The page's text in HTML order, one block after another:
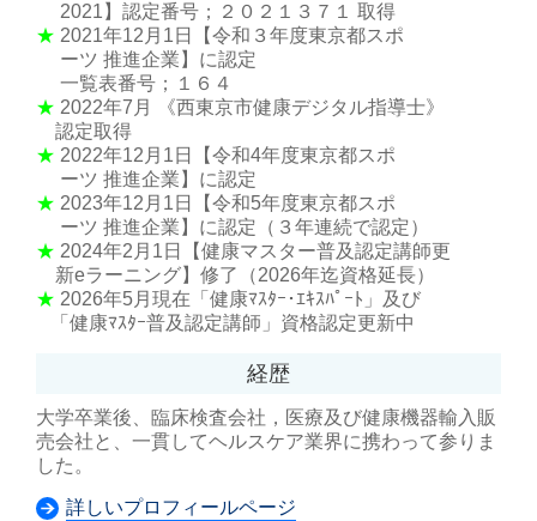
2021】認定番号；２０２１３７１ 取得
★ 2021年12月1日【令和３年度東京都スポ
ーツ 推進企業】に認定
一覧表番号；１６４
★ 2022年7月 《西東京市健康デジタル指導士》
認定取得
★ 2022年12月1日【令和4年度東京都スポ
ーツ 推進企業】に認定
★ 2023年12月1日【令和5年度東京都スポ
ーツ 推進企業】に認定（３年連続で認定）
★ 2024年2月1日【健康マスター普及認定講師更
新eラーニング】修了（2026年迄資格延長）
★ 2026年5月現在「健康ﾏｽﾀｰ･ｴｷｽﾊﾟｰﾄ」及び
「健康ﾏｽﾀｰ普及認定講師」資格認定更新中
経歴
大学卒業後、臨床検査会社，医療及び健康機器輸入販
売会社と、一貫してヘルスケア業界に携わって参りま
した。
詳しいプロフィールページ